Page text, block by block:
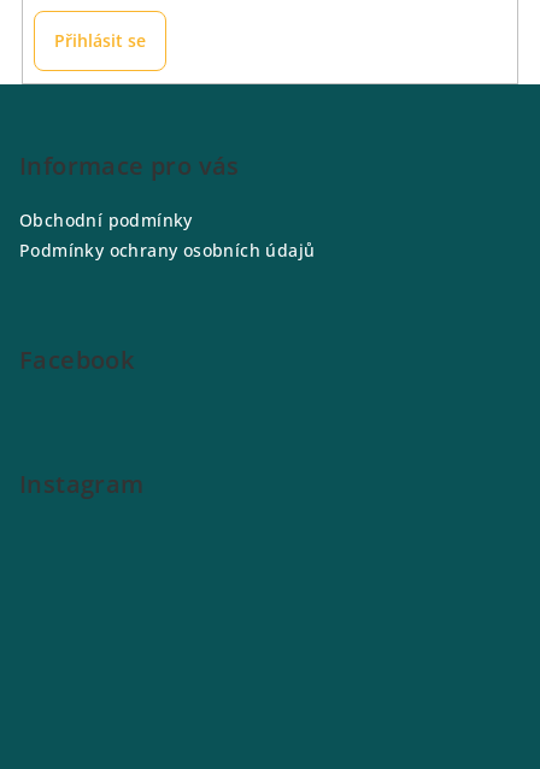
Přihlásit se
Informace pro vás
Obchodní podmínky
Podmínky ochrany osobních údajů
Facebook
Instagram